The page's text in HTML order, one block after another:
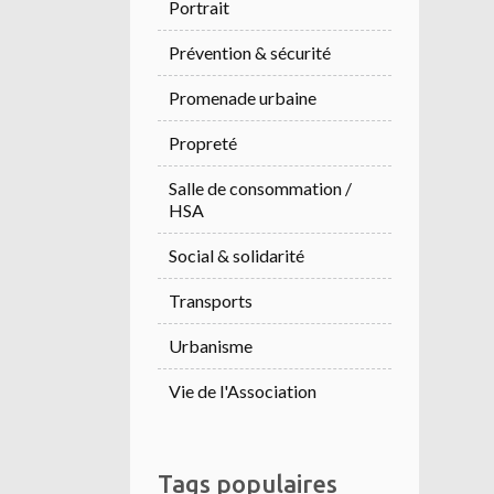
Portrait
Prévention & sécurité
Promenade urbaine
Propreté
Salle de consommation /
HSA
Social & solidarité
Transports
Urbanisme
Vie de l'Association
Tags populaires